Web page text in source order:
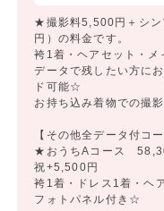
★撮影料5,500円＋シ
円）の料金です。
袴1着・ヘアセット・
データで残したい方に
ド可能☆
お持ち込み着物での撮
【その他全データ付コー
★おうちAコース
祝+5,500円
袴1着・ドレス1着・ヘ
フォトパネル付き☆